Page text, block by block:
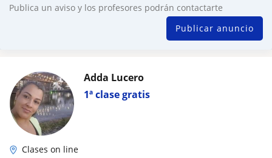
Publica un aviso y los profesores podrán contactarte
Publicar anuncio
1ª clase gratis
Adda Lucero
Clases on line